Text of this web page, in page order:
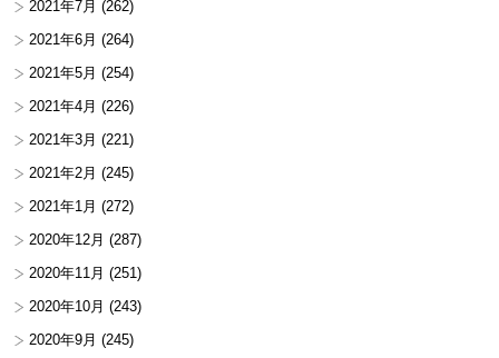
2021年7月 (262)
2021年6月 (264)
2021年5月 (254)
2021年4月 (226)
2021年3月 (221)
2021年2月 (245)
2021年1月 (272)
2020年12月 (287)
2020年11月 (251)
2020年10月 (243)
2020年9月 (245)